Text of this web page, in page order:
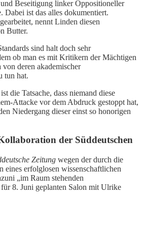
Beseitigung linker Oppositioneller
Dabei ist das alles dokumentiert.
nennt Linden diesen
Butter.
sind halt doch sehr
ob man es mit Kritikern der Mächtigen
deren akademischer
tun hat.
die Tatsache, dass niemand diese
Attacke vor dem Abdruck gestoppt hat,
Niedergang dieser einst so honorigen
der Süddeutschen
Zeitung wegen der durch die
eines erfolglosen wissenschaftlichen
„im Raum stehenden
8. Juni geplanten Salon mit Ulrike